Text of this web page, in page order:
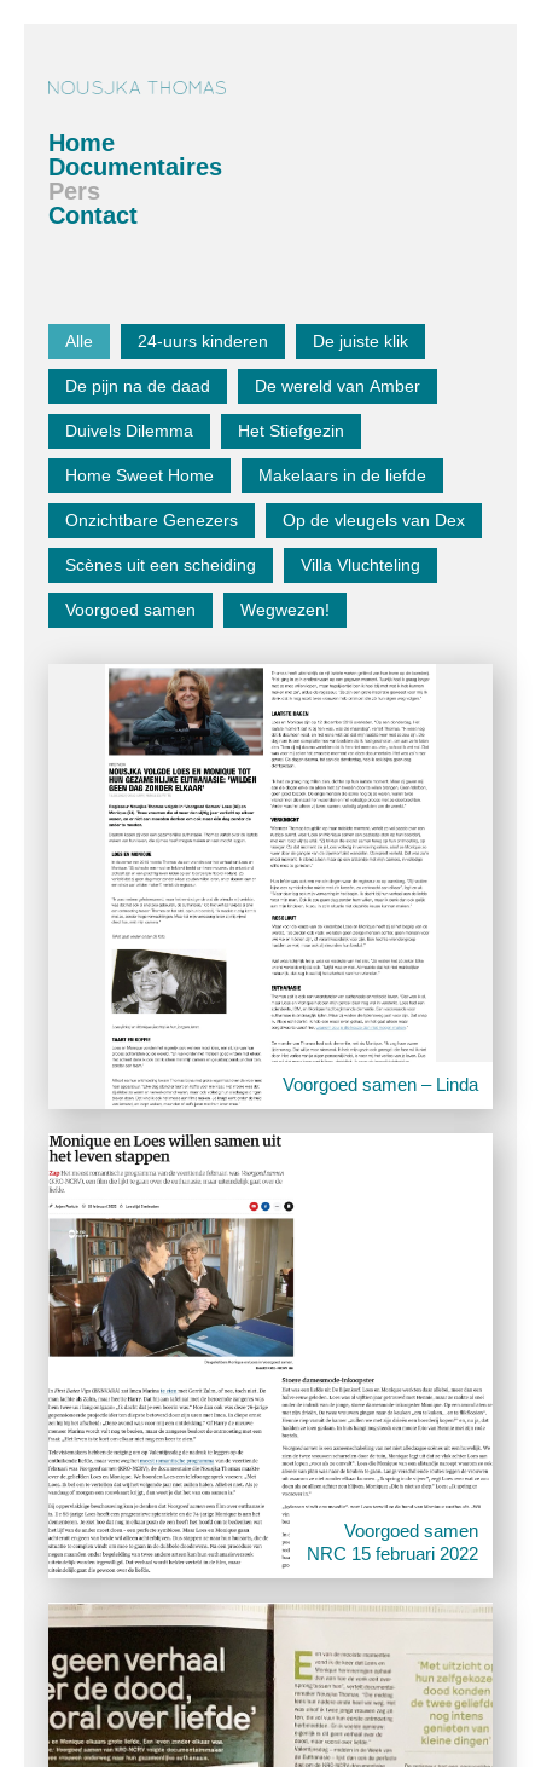
Home
Documentaires
Pers
Contact
Alle 24-uurs kinderen De juiste klik
De pijn na de daad De wereld van Amber
Duivels Dilemma Het Stiefgezin
Home Sweet Home Makelaars in de liefde
Onzichtbare Genezers Op de vleugels van Dex
Scènes uit een scheiding Villa Vluchteling
Voorgoed samen Wegwezen!
Voorgoed samen – Linda
Voorgoed samen
NRC 15 februari 2022